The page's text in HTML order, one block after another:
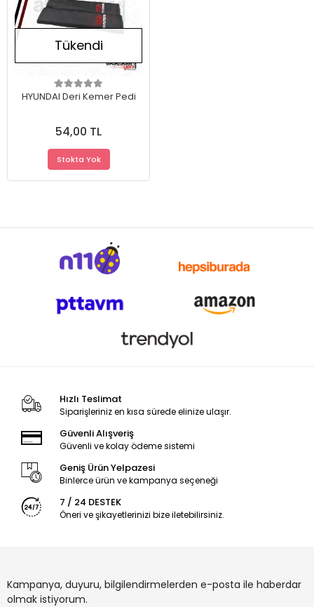
Tükendi
HYUNDAI Deri Kemer Pedi
54,00 TL
Stokta Yok
Hızlı Teslimat
Siparişleriniz en kısa sürede elinize ulaşır.
Güvenli Alışveriş
Güvenli ve kolay ödeme sistemi
Geniş Ürün Yelpazesi
Binlerce ürün ve kampanya seçeneği
7 / 24 DESTEK
Öneri ve şikayetlerinizi bize iletebilirsiniz.
Kampanya, duyuru, bilgilendirmelerden e-posta ile haberdar
olmak istiyorum.